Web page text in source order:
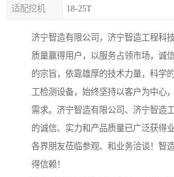
适配挖机 18-25T
济宁智造有限公司，济宁智造工程科
质量赢得用户，以服务占领市场，诚
的宗旨，依靠雄厚的技术力量，科学
工检测设备，始终坚持以客户为中心
需求。济宁智造有限公司、济宁智造
的诚信、实力和产品质量已广泛获得
各界朋友莅临参观、和业务洽谈！智
得信赖！